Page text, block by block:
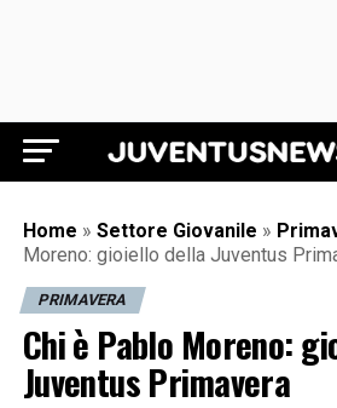
Juventus
Home » Settore Giovanile »
Moreno: gioiello della Juventus
PRIMAVERA
Chi è Pablo Moreno:
Juventus Primavera